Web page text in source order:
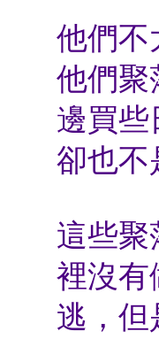
他們不
他們聚
邊買些
卻也不
這些聚
裡沒有
逃，但